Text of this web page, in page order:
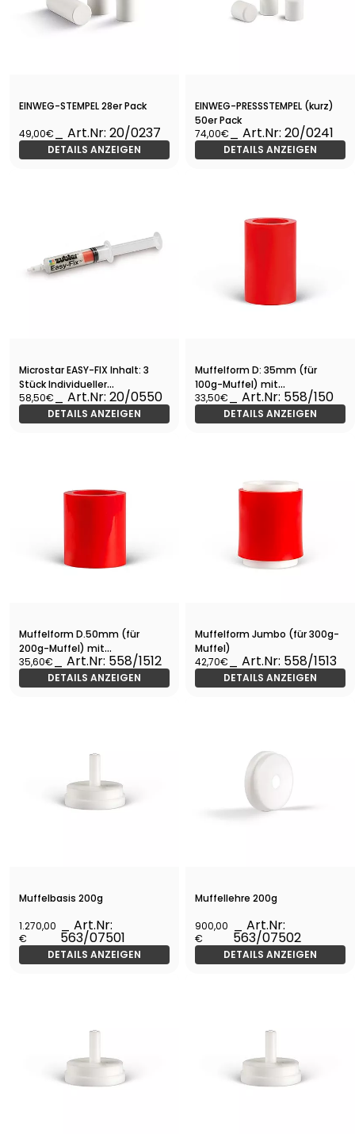
EINWEG-STEMPEL 28er Pack
49,00€ _ Art.Nr: 20/0237
DETAILS ANZEIGEN
EINWEG-PRESSSTEMPEL (kurz)
50er Pack
74,00€
_ Art.Nr: 20/0241
DETAILS ANZEIGEN
Microstar EASY-FIX Inhalt: 3
Stück Individueller
Brenngutträger
58,50€ _ Art.Nr: 20/0550
DETAILS ANZEIGEN
Muffelform D: 35mm (für
100g-Muffel) mit
Markierungssystem
33,50€ _ Art.Nr: 558/150
DETAILS ANZEIGEN
Muffelform D.50mm (für
200g-Muffel) mit
Markierungssystem
35,60€ _ Art.Nr: 558/1512
DETAILS ANZEIGEN
Muffelform Jumbo (für 300g-
Muffel)
42,70€
_ Art.Nr: 558/1513
DETAILS ANZEIGEN
Muffelbasis 200g
1.270,00
€
_ Art.Nr:
563/07501
DETAILS ANZEIGEN
Muffellehre 200g
900,00
€
_ Art.Nr:
563/07502
DETAILS ANZEIGEN